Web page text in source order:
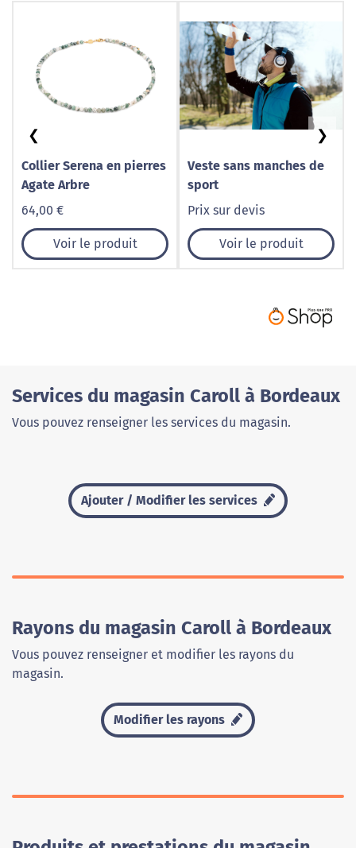
Collier Serena en pierres
Agate Arbre
64,00 €
Voir le produit
Veste sans manches de
sport
Prix sur devis
Voir le produit
❮ ❯
Services du magasin Caroll à Bordeaux
Vous pouvez renseigner les services du magasin.
Ajouter / Modifier les services
Rayons du magasin Caroll à Bordeaux
Vous pouvez renseigner et modifier les rayons du
magasin.
Modifier les rayons